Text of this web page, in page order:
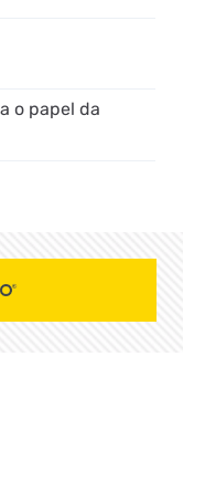
o papel da